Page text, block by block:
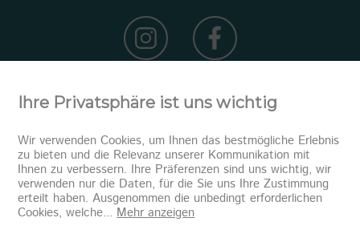
Newsletter abonnieren
Ihre Privatsphäre ist uns wichtig
Wir verwenden Cookies, um Ihnen das bestmögliche Erlebnis
zu bieten und die Relevanz unserer Kommunikation mit
Ihnen zu verbessern. Ihre Präferenzen sind uns wichtig, wir
verwenden nur die Daten, für die Sie uns Ihre Zustimmung
erteilt haben. Ausgenommen die unbedingt erforderlichen
Cookies, welche... Mehr anzeigen